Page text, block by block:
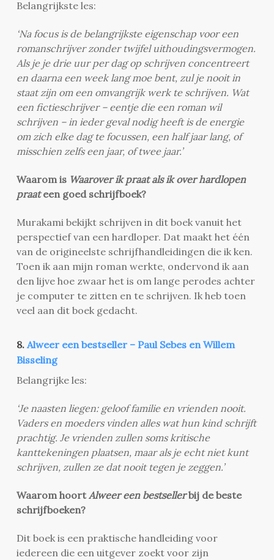
Belangrijkste les:
‘Na focus is de belangrijkste eigenschap voor een
romanschrijver zonder twijfel uithoudingsvermogen.
Als je je drie uur per dag op schrijven concentreert
en daarna een week lang moe bent, zul je nooit in
staat zijn om een omvangrijk werk te schrijven. Wat
een fictieschrijver – eentje die een roman wil
schrijven – in ieder geval nodig heeft is de energie
om zich elke dag te focussen, een half jaar lang, of
misschien zelfs een jaar, of twee jaar.’
Waarom is Waarover ik praat als ik over hardlopen
praateen goed schrijfboek?
Murakami bekijkt schrijven in dit boek vanuit het
perspectief van een hardloper. Dat maakt het één
van de origineelste schrijfhandleidingen die ik ken.
Toen ik aan mijn roman werkte, ondervond ik aan
den lijve hoe zwaar het is om lange perodes achter
je computer te zitten en te schrijven. Ik heb toen
veel aan dit boek gedacht.
8. Alweer een bestseller – Paul Sebes en Willem
Bisseling
Belangrijke les:
‘Je naasten liegen: geloof familie en vrienden nooit.
Vaders en moeders vinden alles wat hun kind schrijft
prachtig. Je vrienden zullen soms kritische
kanttekeningen plaatsen, maar als je echt niet kunt
schrijven, zullen ze dat nooit tegen je zeggen.’
Waarom hoortAlweer een bestsellerbij de beste
schrijfboeken?
Dit boek is een praktische handleiding voor
iedereen die een uitgever zoekt voor zijn